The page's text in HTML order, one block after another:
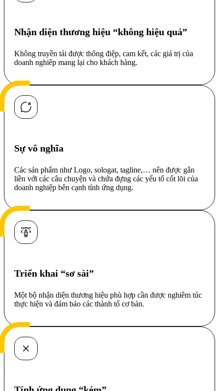
Nhận diện thương hiệu “không hiệu quả”
Không truyền tải được thông điệp, cam kết, các giá trị của
doanh nghiêp mang lại cho khách hàng.
Sự vô nghĩa
Các sản phẩm như Logo, sologat, tagline,… nên được gắn
liền với các câu chuyện và chứa đựng các yếu tố cốt lõi của
doanh nghiệp bên cạnh tính ứng dụng.
Triển khai “sơ sài”
Một bộ nhận diện thương hiệu phù hợp cần được nghiêm túc
thực hiện và đảm bảo các thành tố cơ bản.